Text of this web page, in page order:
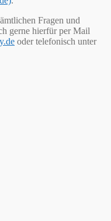
Fragen und
gerne hierfür per Mail
oder telefonisch unter